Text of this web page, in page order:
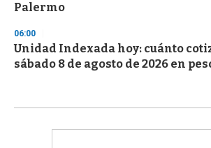
Palermo
06:00
Unidad Indexada hoy: cuánto
sábado 8 de agosto de 2026 en